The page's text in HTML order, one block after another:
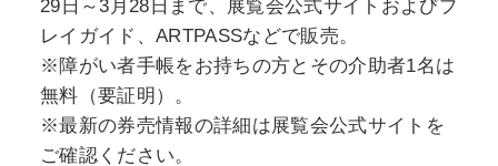
29日～3月28日まで、展覧会公式サイトおよびプ
レイガイド、ARTPASSなどで販売。
※障がい者手帳をお持ちの方とその介助者1名は
無料（要証明）。
※最新の券売情報の詳細は展覧会公式サイトを
ご確認ください。